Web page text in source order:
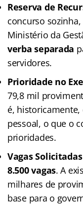
Reserva de
concurso
Ministério da
verba separada
servidores.
Prioridade no
79,8 mil
é,
pessoal, o que o
prioridades.
Vagas
8.500 vagas. A
milhares de
base para o